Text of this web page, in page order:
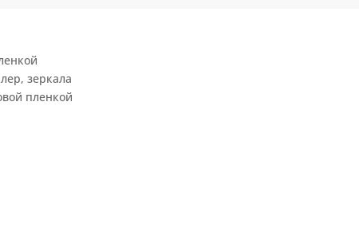
зеркала
пленкой